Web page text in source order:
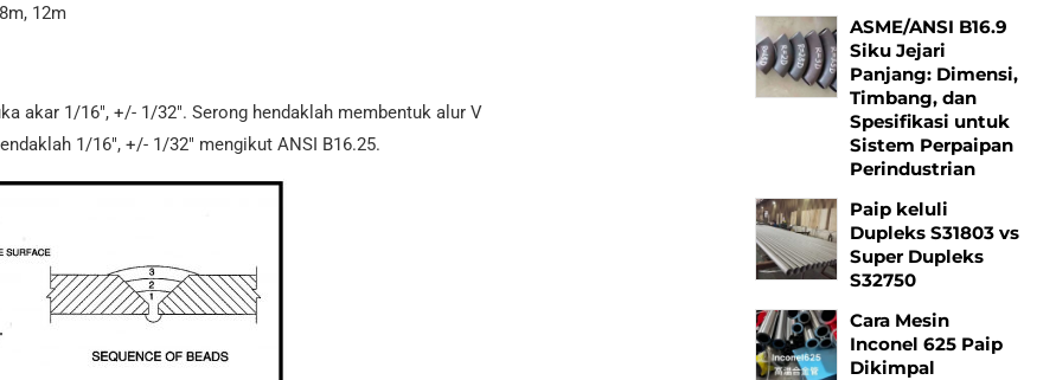
12m
akar 1/16″, +/- 1/32″. Serong hendaklah membentuk alur V
1/16″, +/- 1/32″ mengikut ANSI B16.25.
ASME/ANSI B16.9
Siku Jejari
Panjang: Dimensi,
Timbang, dan
Spesifikasi untuk
Sistem Perpaipan
Perindustrian
Paip keluli
Dupleks S31803 vs
Super Dupleks
S32750
Cara Mesin
Inconel 625 Paip
Dikimpal